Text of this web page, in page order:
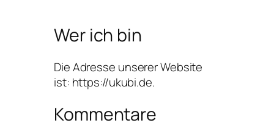
Wer ich bin
Die Adresse unserer Website
ist: https://ukubi.de.
Kommentare